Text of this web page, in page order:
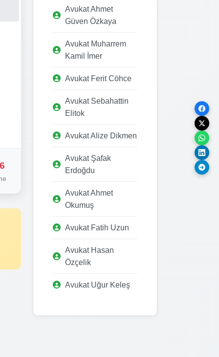
Avukat Ahmet
Güven Özkaya
Avukat Muharrem
Kamil İmer
Avukat Ferit Cöhce
Avukat Sebahattin
Elitok
Avukat Alize Dikmen
Avukat Şafak
Erdoğdu
Avukat Ahmet
Okumuş
Avukat Fatih Uzun
Avukat Hasan
Özçelik
Avukat Uğur Keleş